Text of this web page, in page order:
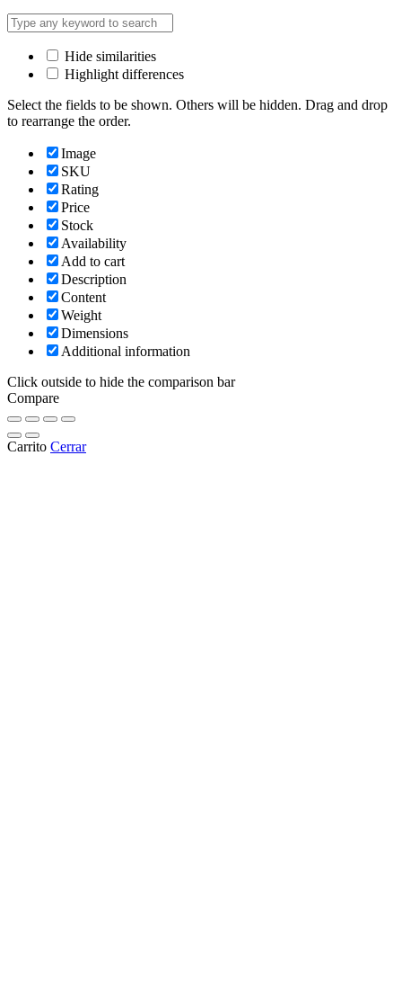
Hide similarities
Highlight differences
Select the fields to be shown. Others will be hidden. Drag and drop
to rearrange the order.
Image
SKU
Rating
Price
Stock
Availability
Add to cart
Description
Content
Weight
Dimensions
Additional information
Click outside to hide the comparison bar
Compare
Carrito Cerrar